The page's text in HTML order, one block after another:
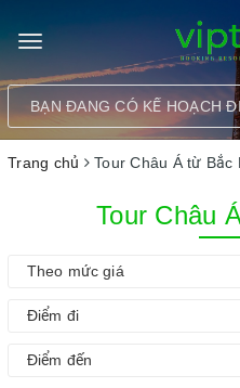
Toggle
navigation
Trang chủ Tour Châu Á từ Bắc
Tour Châu
Theo mức giá
Điểm đi
Điểm đến